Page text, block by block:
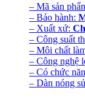
– Mã sản
– Bảo hành:
– Xuất xứ:
– Công suất
– Môi chất
– Công nghệ
– Có chức
– Dàn nóng